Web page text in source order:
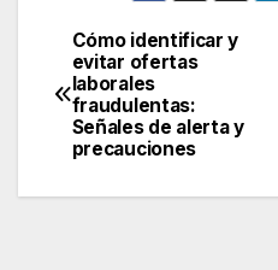
Navegación
de
entradas
Cómo identificar y
evitar ofertas
laborales
fraudulentas:
Señales de alerta y
precauciones